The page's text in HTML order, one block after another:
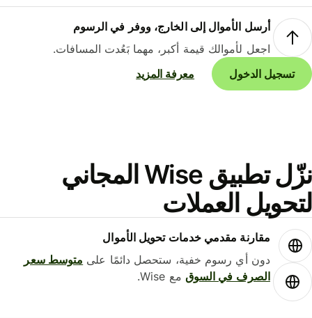
أرسل الأموال إلى الخارج، ووفر في الرسوم
اجعل لأموالك قيمة أكبر، مهما بَعُدت المسافات.
تسجيل الدخول
معرفة المزيد
نزّل تطبيق Wise المجاني
العملات
مقارنة مقدمي خدمات تحويل الأموال
دون أي رسوم خفية، ستحصل دائمًا علىمتوسط ​​سعر
الصرف في السوقمع Wise.